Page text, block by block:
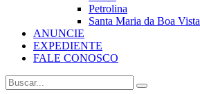
Petrolina
Santa Maria da Boa Vista
ANUNCIE
EXPEDIENTE
FALE CONOSCO